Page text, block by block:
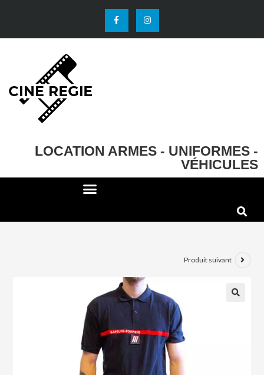
LOCATION ARMES - UNIFORMES -
VÉHICULES
Produit suivant